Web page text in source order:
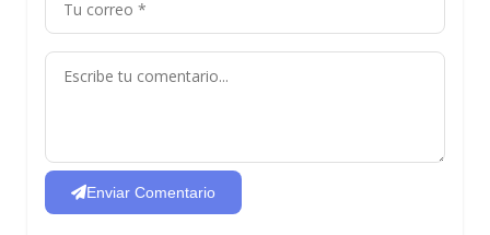
Enviar Comentario